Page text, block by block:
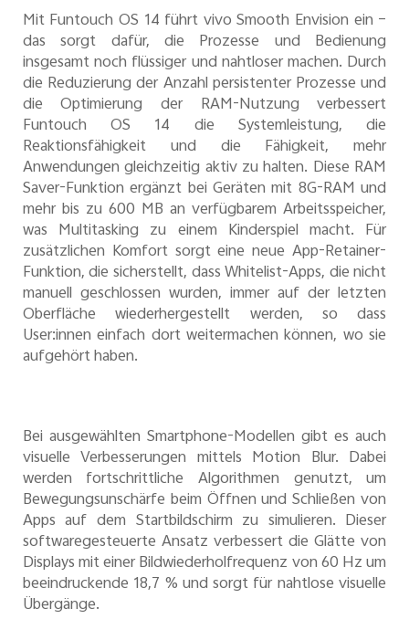
Mit Funtouch OS 14 führt vivo Smooth Envision ein –
das sorgt dafür, die Prozesse und Bedienung
insgesamt noch flüssiger und nahtloser machen. Durch
die Reduzierung der Anzahl persistenter Prozesse und
die Optimierung der RAM-Nutzung verbessert
Funtouch OS 14 die Systemleistung, die
Reaktionsfähigkeit und die Fähigkeit, mehr
Anwendungen gleichzeitig aktiv zu halten. Diese RAM
Saver-Funktion ergänzt bei Geräten mit 8G-RAM und
mehr bis zu 600 MB an verfügbarem Arbeitsspeicher,
was Multitasking zu einem Kinderspiel macht. Für
zusätzlichen Komfort sorgt eine neue App-Retainer-
Funktion, die sicherstellt, dass Whitelist-Apps, die nicht
manuell geschlossen wurden, immer auf der letzten
Oberfläche wiederhergestellt werden, so dass
User:innen einfach dort weitermachen können, wo sie
aufgehört haben.
Bei ausgewählten Smartphone-Modellen gibt es auch
visuelle Verbesserungen mittels Motion Blur. Dabei
werden fortschrittliche Algorithmen genutzt, um
Bewegungsunschärfe beim Öffnen und Schließen von
Apps auf dem Startbildschirm zu simulieren. Dieser
softwaregesteuerte Ansatz verbessert die Glätte von
Displays mit einer Bildwiederholfrequenz von 60 Hz um
beeindruckende 18,7 % und sorgt für nahtlose visuelle
Übergänge.